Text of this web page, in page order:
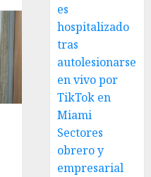
es
hospitalizado
tras
autolesionarse
en vivo por
TikTok en
Miami
Sectores
obrero y
empresarial